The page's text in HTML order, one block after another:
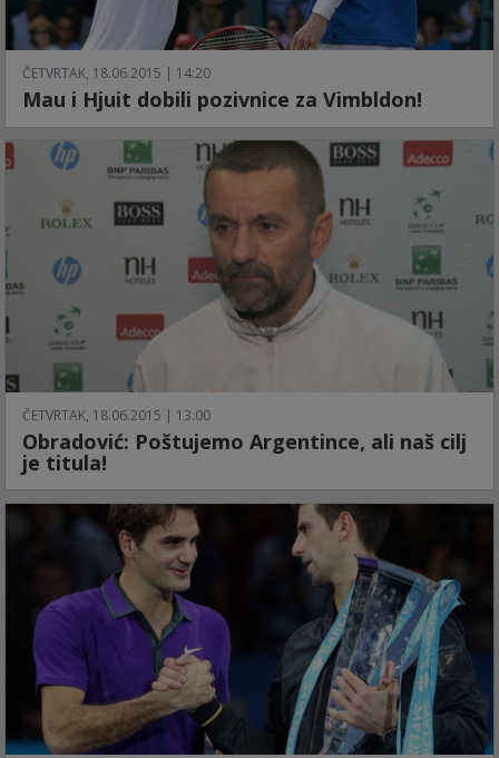
ČETVRTAK, 18.06.2015 | 14:20
Mau i Hjuit dobili pozivnice za Vimbldon!
ČETVRTAK, 18.06.2015 | 13:00
Obradović: Poštujemo Argentince, ali naš cilj
je titula!